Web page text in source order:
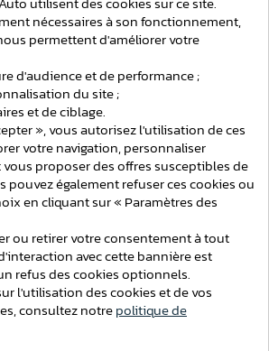
Voir ce produit
Steinhof Pour Toyota RAV4
06/2000 au 12/2006 [Col de Cygne]
Ajouter au comparateur
Steinhof Pour Opel Astra F
du 09/1991 au 08/2002 [Rotule
Platine]
nécessaires à son fonctionnement,
permettent d'améliorer votre
d'audience et de performance ;
du site ;
et de ciblage.
», vous autorisez l'utilisation de ces
votre navigation, personnaliser
proposer des offres susceptibles de
pouvez également refuser ces cookies ou
en cliquant sur « Paramètres des
ou retirer votre consentement à tout
avec cette bannière est
refus des cookies optionnels.
l'utilisation des cookies et de vos
consultez notrepolitique de